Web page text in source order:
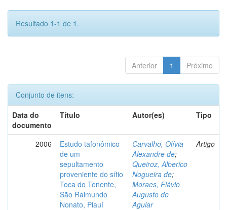
Resultado 1-1 de 1.
Anterior 1 Próximo
Conjunto de itens:
Data do
documento
Título Autor(es) Tipo
2006
Estudo tafonômico
de um
sepultamento
proveniente do sítio
Toca do Tenente,
São Raimundo
Nonato, Piauí
Carvalho, Olívia
Alexandre de;
Queiroz, Alberico
Nogueira de;
Moraes, Flávio
Augusto de
Aguiar
Artigo